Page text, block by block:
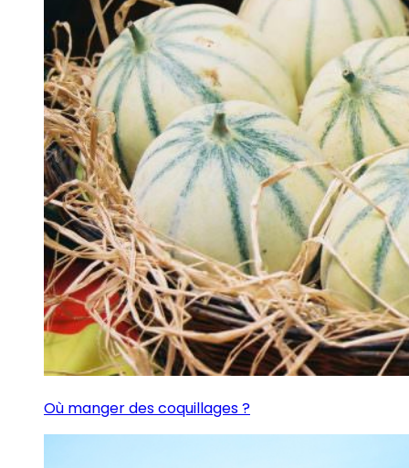
Où manger des coquillages ?